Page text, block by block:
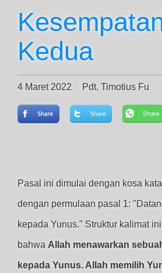
Kedua
4 Maret 2022 Pdt. Timotius Fu
Pasal ini dimulai dengan kosa
dengan permulaan pasal 1:
kepada Yunus." Struktur kalimat
bahwa Allah menawarkan
kepada Yunus. Allah memilih